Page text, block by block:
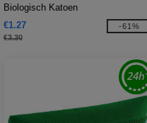
Biologisch Katoen
€1.27
€3.30
-61%